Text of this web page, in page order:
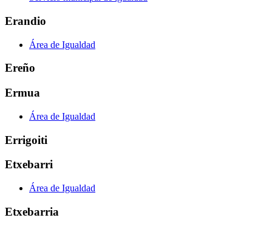
Erandio
Área de Igualdad
Ereño
Ermua
Área de Igualdad
Errigoiti
Etxebarri
Área de Igualdad
Etxebarria